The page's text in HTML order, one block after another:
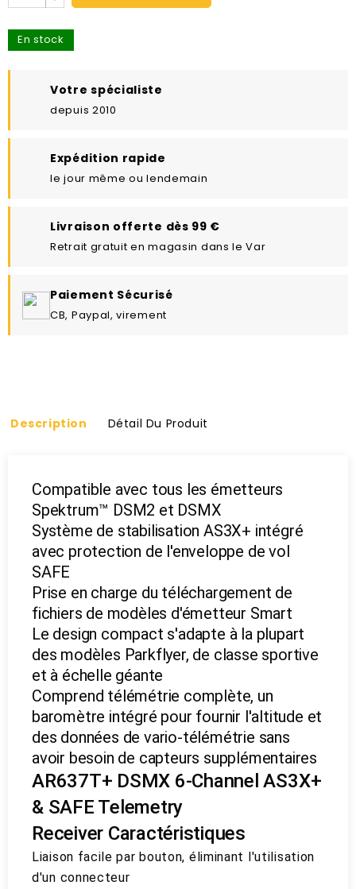
En stock
Votre spécialiste
depuis 2010
Expédition rapide
le jour même ou lendemain
Livraison offerte dès 99 €
Retrait gratuit en magasin dans le Var
Paiement Sécurisé
CB, Paypal, virement
Description Détail Du Produit
Compatible avec tous les émetteurs
Spektrum™ DSM2 et DSMX
Système de stabilisation AS3X+ intégré
avec protection de l'enveloppe de vol
SAFE
Prise en charge du téléchargement de
fichiers de modèles d'émetteur Smart
Le design compact s'adapte à la plupart
des modèles Parkflyer, de classe sportive
et à échelle géante
Comprend télémétrie complète, un
baromètre intégré pour fournir l'altitude et
des données de vario-télémétrie sans
avoir besoin de capteurs supplémentaires
AR637T+ DSMX 6-Channel AS3X+
& SAFE Telemetry
Receiver Caractéristiques
Liaison facile par bouton, éliminant l'utilisation
d'un connecteur